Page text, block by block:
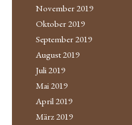
November 2019
Oktober 2019
September 2019
August 2019
Juli 2019
Mai 2019
April 2019
März 2019